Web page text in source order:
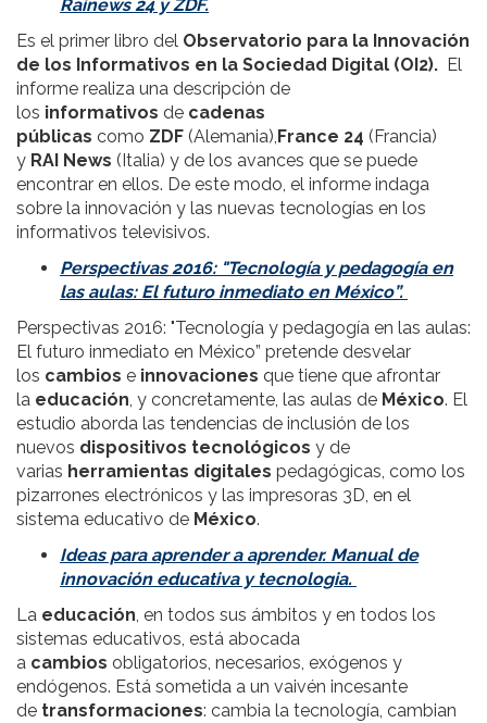
Rainews 24 y ZDF.
Es el primer libro del Observatorio para la Innovación
de los Informativos en la Sociedad Digital (OI2). El
informe realiza una descripción de
los informativos de cadenas
públicas como ZDF (Alemania),France 24 (Francia)
y RAI News (Italia) y de los avances que se puede
encontrar en ellos. De este modo, el informe indaga
sobre la innovación y las nuevas tecnologías en los
informativos televisivos.
Perspectivas 2016: "Tecnología y pedagogía en
las aulas: El futuro inmediato en México”.
Perspectivas 2016: "Tecnología y pedagogía en las aulas:
El futuro inmediato en México” pretende desvelar
los cambios e innovaciones que tiene que afrontar
la educación, y concretamente, las aulas de México. El
estudio aborda las tendencias de inclusión de los
nuevos dispositivos tecnológicos y de
varias herramientas digitales pedagógicas, como los
pizarrones electrónicos y las impresoras 3D, en el
sistema educativo de México.
Ideas para aprender a aprender. Manual de
innovación educativa y tecnologia.
La educación, en todos sus ámbitos y en todos los
sistemas educativos, está abocada
a cambios obligatorios, necesarios, exógenos y
endógenos. Está sometida a un vaivén incesante
de transformaciones: cambia la tecnología, cambian